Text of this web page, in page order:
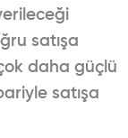
satışa
daha güçlü
satışa